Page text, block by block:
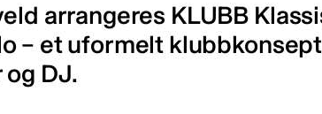
arrangeres KLUBB
– et uformelt
og DJ.